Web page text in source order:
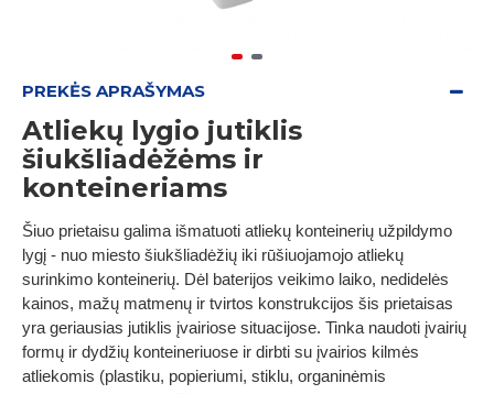
PREKĖS APRAŠYMAS
Atliekų lygio jutiklis
šiukšliadėžėms ir
konteineriams
Šiuo prietaisu galima išmatuoti atliekų konteinerių užpildymo
lygį - nuo miesto šiukšliadėžių iki rūšiuojamojo atliekų
surinkimo konteinerių. Dėl baterijos veikimo laiko, nedidelės
kainos, mažų matmenų ir tvirtos konstrukcijos šis prietaisas
yra geriausias jutiklis įvairiose situacijose. Tinka naudoti įvairių
formų ir dydžių konteineriuose ir dirbti su įvairios kilmės
atliekomis (plastiku, popieriumi, stiklu, organinėmis